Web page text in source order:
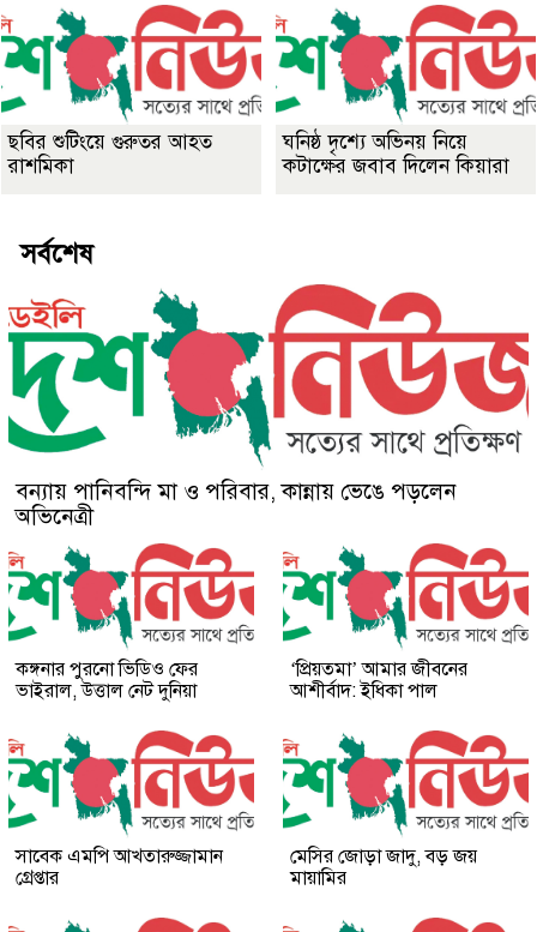
ছবির শুটিংয়ে গুরুতর আহত
রাশমিকা
ঘনিষ্ঠ দৃশ্যে অভিনয় নিয়ে
কটাক্ষের জবাব দিলেন কিয়ারা
সর্বশেষ
বন্যায় পানিবন্দি মা ও পরিবার, কান্নায় ভেঙে পড়লেন
অভিনেত্রী
কঙ্গনার পুরনো ভিডিও ফের
ভাইরাল, উত্তাল নেট দুনিয়া
‘প্রিয়তমা’ আমার জীবনের
আশীর্বাদ: ইধিকা পাল
সাবেক এমপি আখতারুজ্জামান
গ্রেপ্তার
মেসির জোড়া জাদু, বড় জয়
মায়ামির